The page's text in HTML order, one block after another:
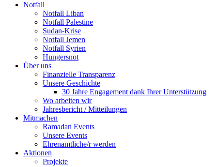
Notfall
Notfall Liban
Notfall Palestine
Sudan-Krise
Notfall Jemen
Notfall Syrien
Hungersnot
Über uns
Finanzielle Transparenz
Unsere Geschichte
30 Jahre Engagement dank Ihrer Unterstützung
Wo arbeiten wir
Jahresbericht / Mitteilungen
Mitmachen
Ramadan Events
Unsere Events
Ehrenamtliche/r werden
Aktionen
Projekte